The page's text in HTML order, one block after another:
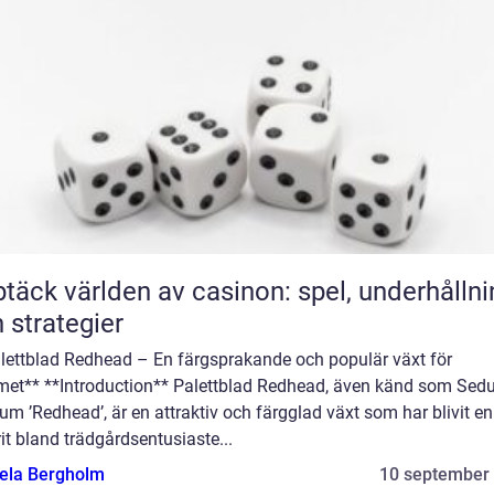
världen av casinon: spel,
strategier
Redhead – En färgsprakande och populär växt för
**Introduction** Palettblad Redhead, även känd som
’Redhead’, är en attraktiv och färgglad växt som har blivit en
bland trädgårdsentusiaste...
Bergholm
10 september